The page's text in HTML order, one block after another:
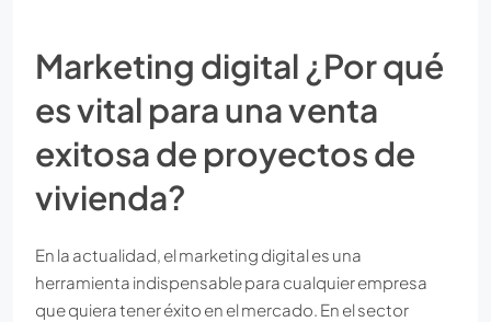
Marketing digital ¿Por qué
es vital para una venta
exitosa de proyectos de
vivienda?
En la actualidad, el marketing digital es una
herramienta indispensable para cualquier empresa
que quiera tener éxito en el mercado. En el sector